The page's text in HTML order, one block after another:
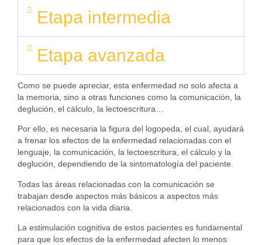
Etapa intermedia
Etapa avanzada
Como se puede apreciar, esta enfermedad no solo afecta a
la memoria, sino a otras funciones como la comunicación, la
deglución, el cálculo, la lectoescritura…
Por ello, es necesaria la figura del logopeda, el cual, ayudará
a frenar los efectos de la enfermedad relacionadas con el
lenguaje, la comunicación, la lectoescritura, el cálculo y la
deglución, dependiendo de la sintomatología del paciente.
Todas las áreas relacionadas con la comunicación se
trabajan desde aspectos más básicos a aspectos más
relacionados con la vida diaria.
La estimulación cognitiva de estos pacientes es fundamental
para que los efectos de la enfermedad afecten lo menos